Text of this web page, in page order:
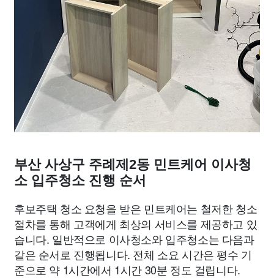
부산 사상구 주례제2동 민트케어 이사청
소 입주청소 진행 순서
후보주택 청소 요청을 받은 민트케어는 철저한 청소
절차를 통해 고객에게 최상의 서비스를 제공하고 있
습니다. 일반적으로 이사청소와 입주청소는 다음과
같은 순서로 진행됩니다. 전체 소요 시간은 평수 기
준으로 약 1시간에서 1시간 30분 정도 걸립니다.